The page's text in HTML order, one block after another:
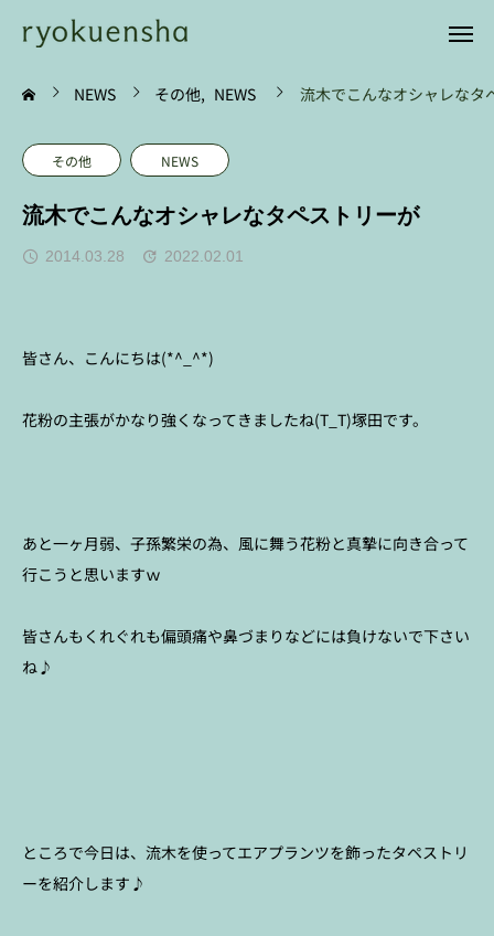
NEWS その他 NEWS 流木でこんなオシャレなタ
その他 NEWS
流木でこんなオシャレなタペストリーが
2014.03.28 2022.02.01
皆さん、こんにちは(*^_^*)
花粉の主張がかなり強くなってきましたね(T_T)塚田です。
あと一ヶ月弱、子孫繁栄の為、風に舞う花粉と真摯に向き合って
行こうと思いますｗ
皆さんもくれぐれも偏頭痛や鼻づまりなどには負けないで下さい
ね♪
ところで今日は、流木を使ってエアプランツを飾ったタペストリ
ーを紹介します♪